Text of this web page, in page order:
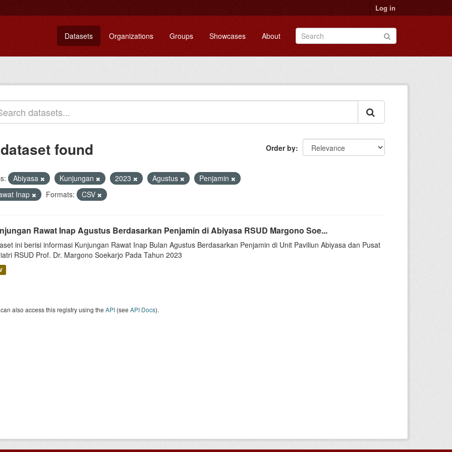
Log in
Datasets Organizations Groups Showcases About
Order by
found
Abiyasa Kunjungan 2023 Agustus
Penjamin
Inap
Formats: CSV
Rawat Inap Agustus Berdasarkan Penjamin di Abiyasa RSUD Margono Soe...
ini berisi informasi Kunjungan Rawat Inap Bulan Agustus Berdasarkan Penjamin di Unit Paviliun Abiyasa dan Pusat
RSUD Prof. Dr. Margono Soekarjo Pada Tahun 2023
also access this registry using the API (see API Docs).